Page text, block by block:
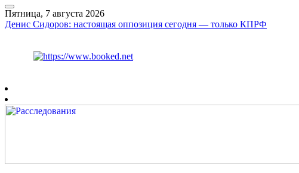
Пятница, 7 августа 2026
Денис Сидоров: настоящая оппозиция сегодня — только КПРФ